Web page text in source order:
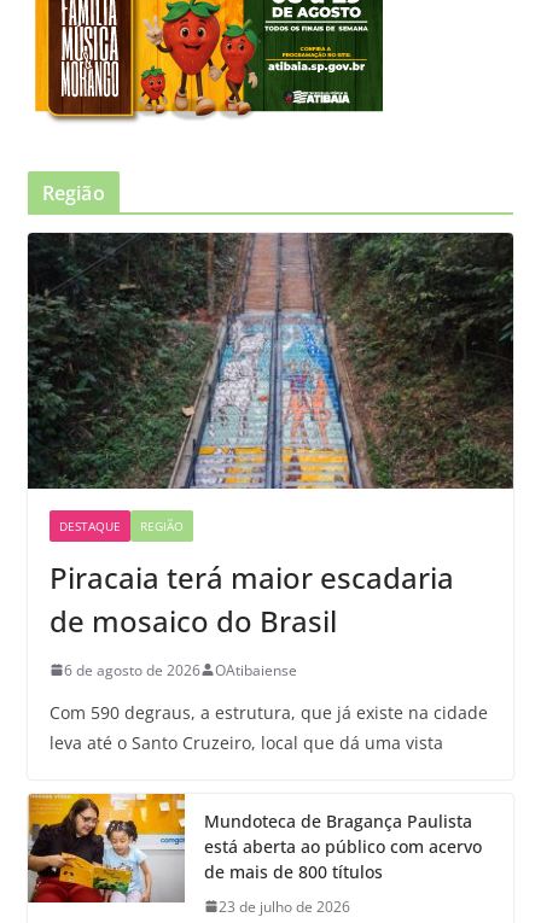
Região
DESTAQUE REGIÃO
Piracaia terá maior escadaria
de mosaico do Brasil
6 de agosto de 2026 OAtibaiense
Com 590 degraus, a estrutura, que já existe na cidade
leva até o Santo Cruzeiro, local que dá uma vista
Mundoteca de Bragança Paulista
está aberta ao público com acervo
de mais de 800 títulos
23 de julho de 2026